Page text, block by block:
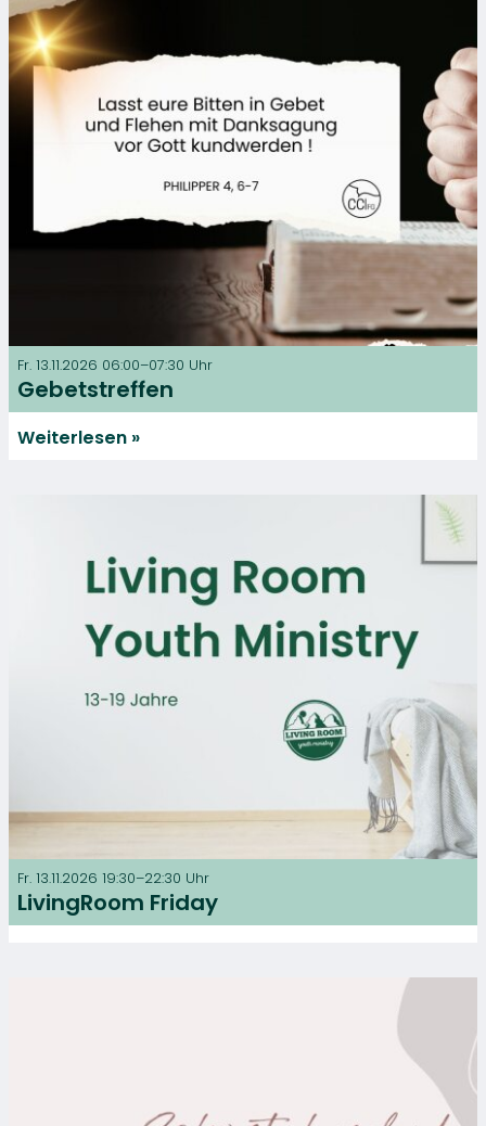
Fr. 13.11.2026 06:00–07:30 Uhr
Gebetstreffen
Weiterlesen
Fr. 13.11.2026 19:30–22:30 Uhr
LivingRoom Friday